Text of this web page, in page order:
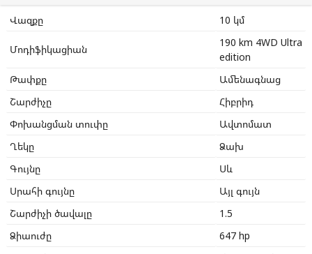
Վազքը 10 կմ
Մոդիֆիկացիան
190 km 4WD Ultra
edition
Թափքը
Ամենագնաց
Շարժիչը
Հիբրիդ
Փոխանցման տուփը
Ավտոմատ
Ղեկը
Ձախ
Գույնը
Սև
Սրահի գույնը
Այլ գույն
Շարժիչի ծավալը
1.5
Ձիաուժը
647 hp